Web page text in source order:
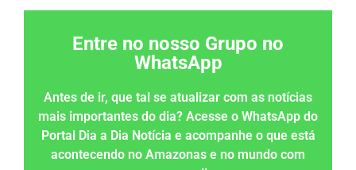
Entre no nosso Grupo no
WhatsApp
Antes de ir, que tal se atualizar com as notícias
mais importantes do dia? Acesse o WhatsApp do
Portal Dia a Dia Notícia e acompanhe o que está
acontecendo no Amazonas e no mundo com